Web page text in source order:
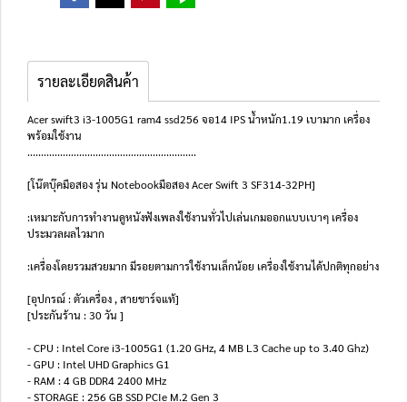
รายละเอียดสินค้า
Acer swift3 i3-1005G1 ram4 ssd256 จอ14 IPS น้ำหนัก1.19 เบามาก เครื่อง
พร้อมใช้งาน
..............................................................
[โน๊ตบุ๊คมือสอง รุ่น Notebookมือสอง Acer Swift 3 SF314-32PH]
:เหมาะกับการทำงานดูหนังฟังเพลงใช้งานทั่วไปเล่นเกมออกแบบเบาๆ เครื่อง
ประมวลผลไวมาก
:เครื่องโดยรวมสวยมาก มีรอยตามการใช้งานเล็กน้อย เครื่องใช้งานได้ปกติทุกอย่าง
[อุปกรณ์ : ตัวเครื่อง , สายชาร์จแท้]
[ประกันร้าน : 30 วัน ]
- CPU : Intel Core i3-1005G1 (1.20 GHz, 4 MB L3 Cache up to 3.40 Ghz)
- GPU : Intel UHD Graphics G1
- RAM : 4 GB DDR4 2400 MHz
- STORAGE : 256 GB SSD PCIe M.2 Gen 3